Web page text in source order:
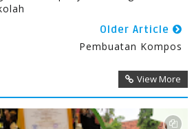
Older Article
Pembuatan Kompos
View More